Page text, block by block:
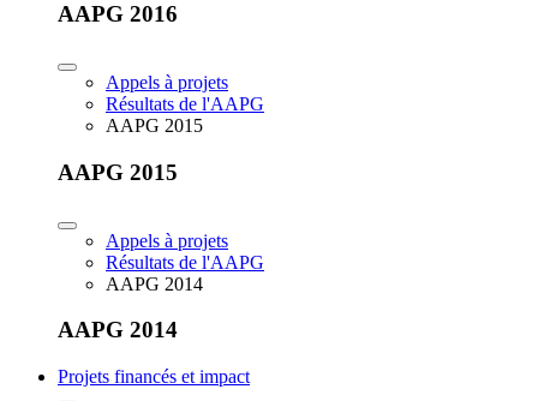
AAPG 2016
Appels à projets
Résultats de l'AAPG
AAPG 2015
AAPG 2015
Appels à projets
Résultats de l'AAPG
AAPG 2014
AAPG 2014
Projets financés et impact